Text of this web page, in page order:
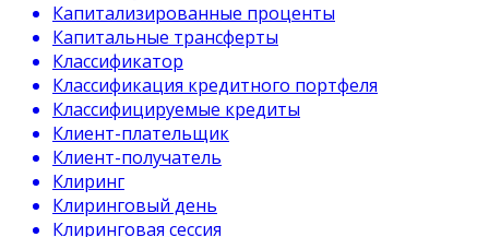
Капитализированные проценты
Капитальные трансферты
Классификатор
Классификация кредитного портфеля
Классифицируемые кредиты
Клиент-плательщик
Клиент-получатель
Клиринг
Клиринговый день
Клиринговая сессия